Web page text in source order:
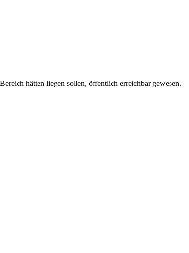
hätten liegen sollen, öffentlich erreichbar gewesen.